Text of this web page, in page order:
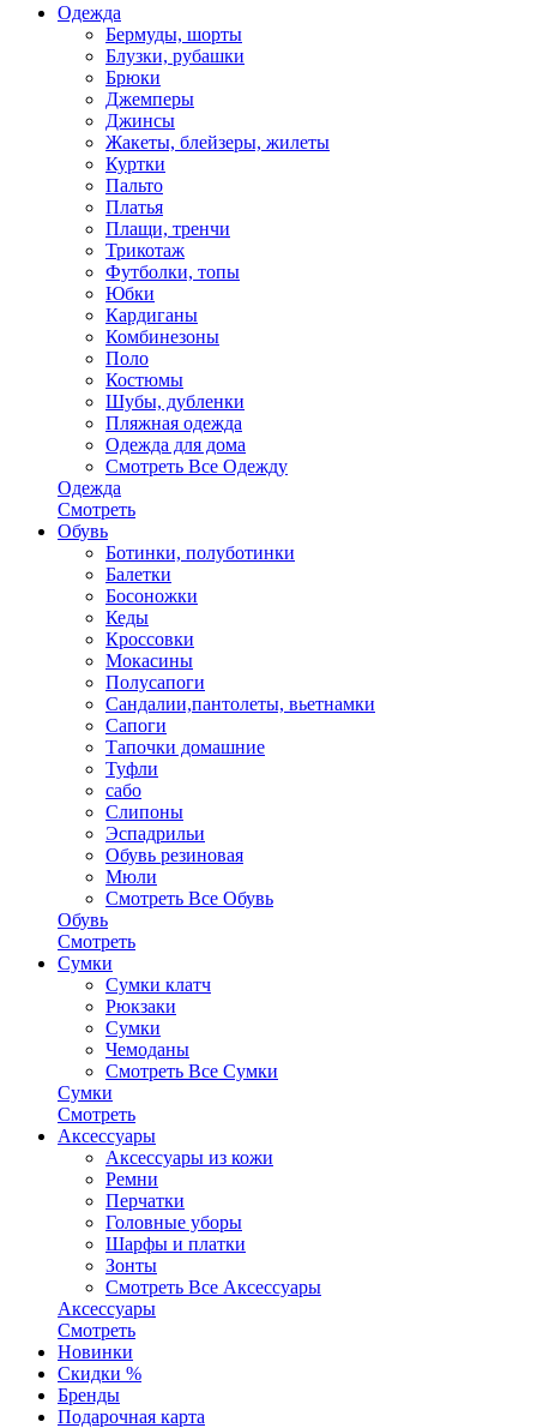
Одежда
Бермуды, шорты
Блузки, рубашки
Брюки
Джемперы
Джинсы
Жакеты, блейзеры, жилеты
Куртки
Пальто
Платья
Плащи, тренчи
Трикотаж
Футболки, топы
Юбки
Кардиганы
Комбинезоны
Поло
Костюмы
Шубы, дубленки
Пляжная одежда
Одежда для дома
Смотреть Все Одежду
Одежда
Смотреть
Обувь
Ботинки, полуботинки
Балетки
Босоножки
Кеды
Кроссовки
Мокасины
Полусапоги
Сандалии,пантолеты, вьетнамки
Сапоги
Тапочки домашние
Туфли
сабо
Слипоны
Эспадрильи
Обувь резиновая
Мюли
Смотреть Все Обувь
Обувь
Смотреть
Сумки
Сумки клатч
Рюкзаки
Сумки
Чемоданы
Смотреть Все Сумки
Сумки
Смотреть
Аксессуары
Аксессуары из кожи
Ремни
Перчатки
Головные уборы
Шарфы и платки
Зонты
Смотреть Все Аксессуары
Аксессуары
Смотреть
Новинки
Скидки %
Бренды
Подарочная карта